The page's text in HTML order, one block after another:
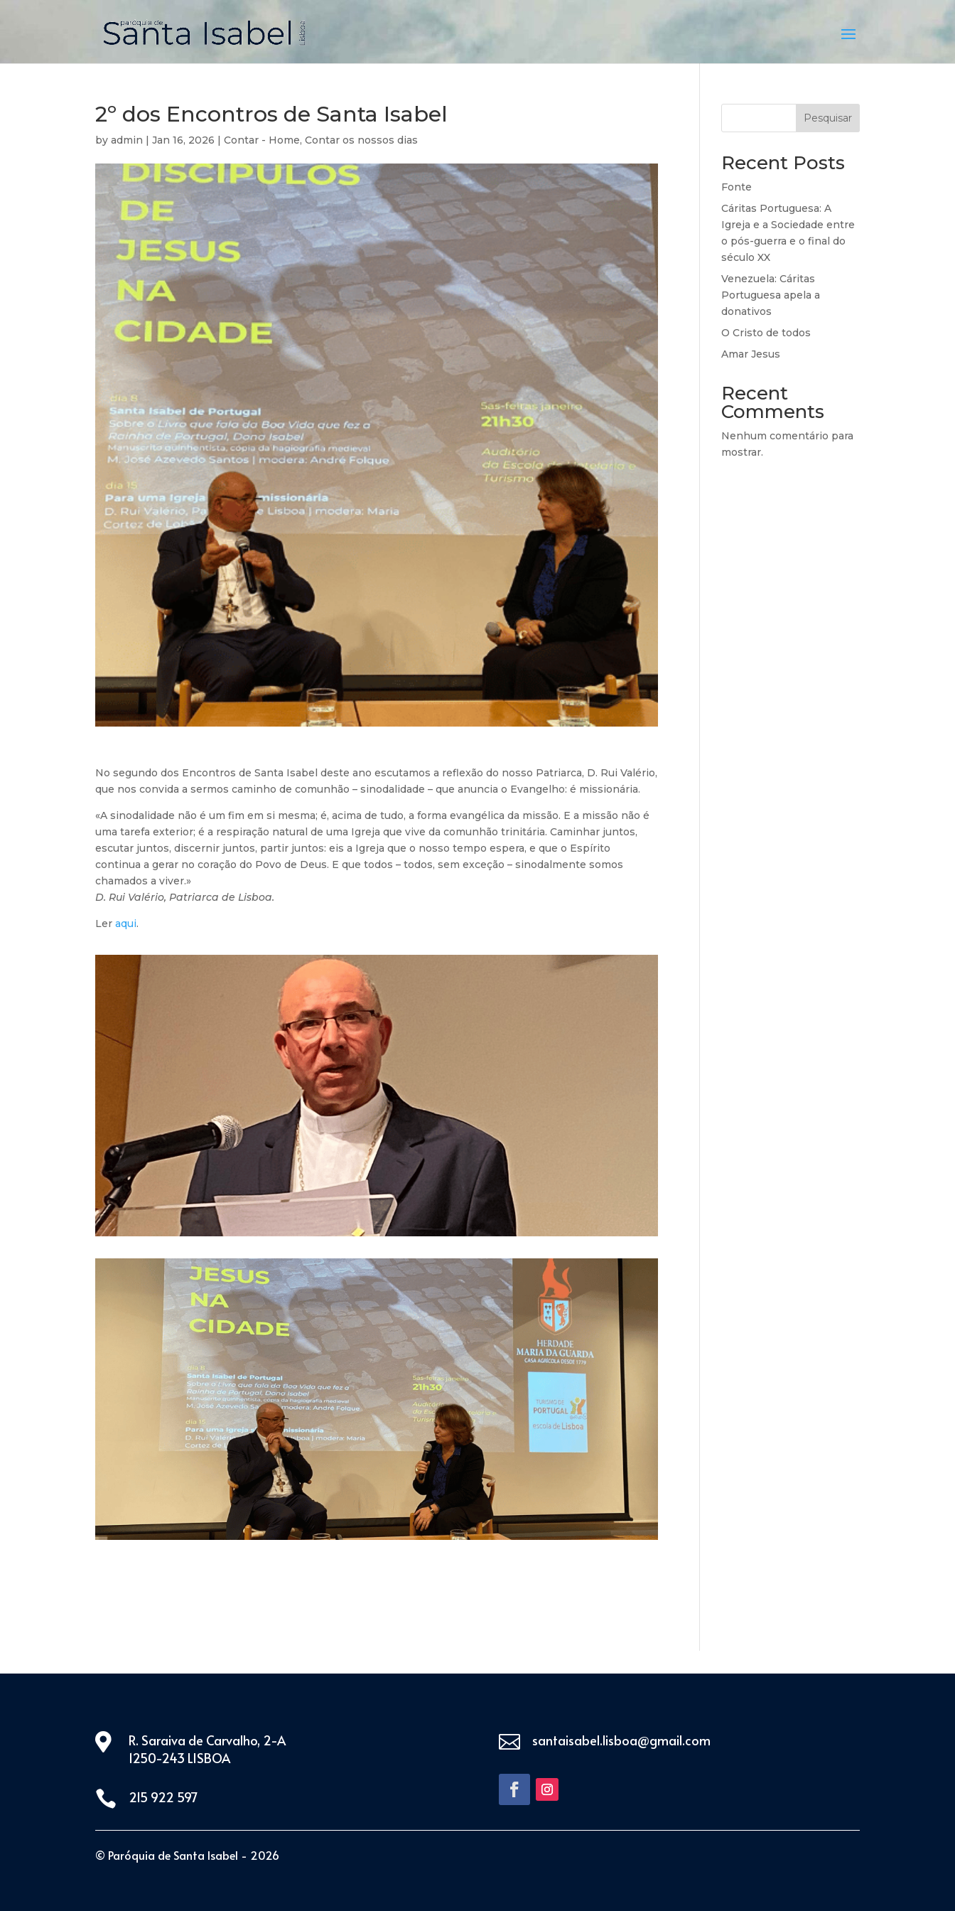
2º dos Encontros de Santa Isabel
byadmin |Jan 16, 2026 |Contar - Home,Contar os nossos dias
No segundo dos Encontros de Santa Isabel deste ano escutamos a reflexão do nosso Patriarca, D. Rui Valério,
que nos convida a sermos caminho de comunhão – sinodalidade – que anuncia o Evangelho: é missionária.
«A sinodalidade não é um fim em si mesma; é, acima de tudo, a forma evangélica da missão. E a missão não é
uma tarefa exterior; é a respiração natural de uma Igreja que vive da comunhão trinitária. Caminhar juntos,
escutar juntos, discernir juntos, partir juntos: eis a Igreja que o nosso tempo espera, e que o Espírito
continua a gerar no coração do Povo de Deus. E que todos – todos, sem exceção – sinodalmente somos
chamados a viver.»
D. Rui Valério, Patriarca de Lisboa.
Leraqui.
Pesquisar
Recent Posts
Fonte
Cáritas Portuguesa: A
Igreja e a Sociedade entre
o pós-guerra e o final do
século XX
Venezuela: Cáritas
Portuguesa apela a
donativos
O Cristo de todos
Amar Jesus
Recent
Comments
Nenhum comentário para
mostrar.

R. Saraiva de Carvalho, 2-A
1250-243 LISBOA
 215 922 597
 santaisabel.lisboa@gmail.com
© Paróquia de Santa Isabel - 2026